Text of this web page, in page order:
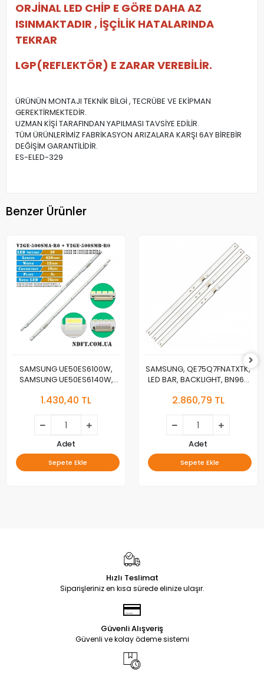
ORJİNAL LED CHİP E GÖRE DAHA AZ
ISINMAKTADIR , İŞÇİLİK HATALARINDA
TEKRAR
LGP(REFLEKTÖR) E ZARAR VEREBİLİR.
ÜRÜNÜN MONTAJI TEKNİK BİLGİ , TECRÜBE VE EKİPMAN
GEREKTİRMEKTEDİR.
UZMAN KİŞİ TARAFINDAN YAPILMASI TAVSİYE EDİLİR.
TÜM ÜRÜNLERİMİZ FABRİKASYON ARIZALARA KARŞI 6AY BİREBİR
DEĞİŞİM GARANTİLİDİR.
ES-ELED-329
Benzer Ürünler
SAMSUNG UE50ES6100W,
SAMSUNG UE50ES6140W,
7032LED-MCPCB-L V2GE-
7032LED-MCPCB-R V2GE-
500SMB-R0
1.430,40 TL
Adet
Sepete Ekle
SAMSUNG, QE75Q7FNATXTK,
LED BAR, BACKLIGHT, BN96-
V8Q7-750SM0-R1
2.860,79 TL
Adet
Sepete Ekle
Hızlı Teslimat
Siparişleriniz en kısa sürede elinize ulaşır.
Güvenli Alışveriş
Güvenli ve kolay ödeme sistemi